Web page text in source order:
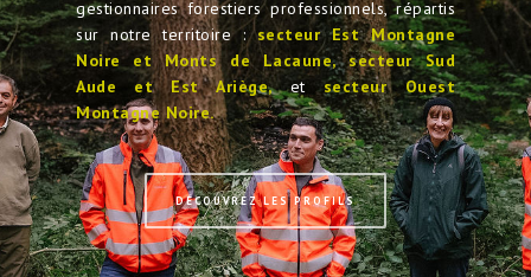
gestionnaires forestiers professionnels, répartis
sur notre territoire :secteur Est Montagne
Noire et Monts de Lacaune, secteur Sud
Aude et Est Ariège,etsecteur Ouest
Montagne Noire.
DÉCOUVREZ LES PROFILS